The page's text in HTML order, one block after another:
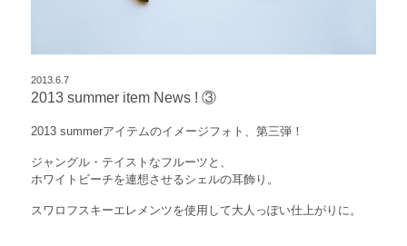
2013.6.7
2013 summer item News ! ③
2013 summerアイテムのイメージフォト、第三弾！
ジャングル・テイストなフルーツと、
ホワイトビーチを連想させるシェルの耳飾り。
スワロフスキーエレメンツを使用して大人っぽい仕上がりに。